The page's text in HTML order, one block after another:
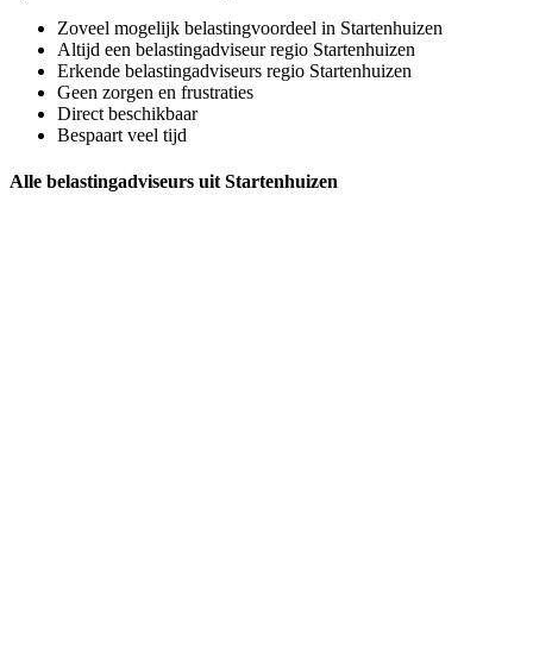
Zoveel mogelijk belastingvoordeel in Startenhuizen
Altijd een belastingadviseur regio Startenhuizen
Erkende belastingadviseurs regio Startenhuizen
Geen zorgen en frustraties
Direct beschikbaar
Bespaart veel tijd
Alle belastingadviseurs uit Startenhuizen